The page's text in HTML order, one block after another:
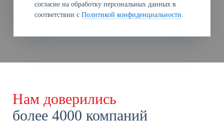
согласие на обработку персональных данных в
соответствии с Политикой конфиденциальности.
Нам доверились
более 4000 компаний